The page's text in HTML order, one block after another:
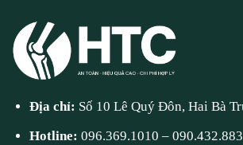
Địa chỉ: Số 10 Lê Quý Đôn, Hai Bà
Hotline:096.369.1010 –